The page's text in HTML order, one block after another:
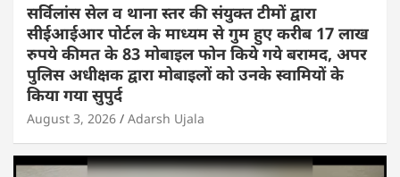
सर्विलांस सेल व थाना स्तर की संयुक्त टीमों द्वारा
सीईआईआर पोर्टल के माध्यम से गुम हुए करीब 17 लाख
रुपये कीमत के 83 मोबाइल फोन किये गये बरामद, अपर
पुलिस अधीक्षक द्वारा मोबाइलों को उनके स्वामियों के
किया गया सुपुर्द
August 3, 2026 Adarsh Ujala